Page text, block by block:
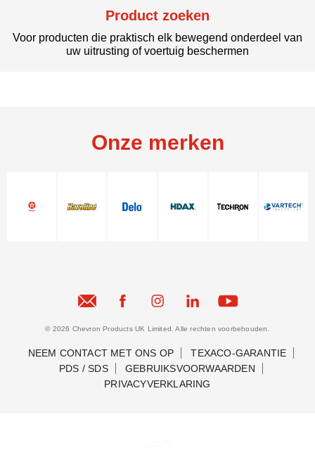
Product zoeken
Voor producten die praktisch elk bewegend onderdeel van
uw uitrusting of voertuig beschermen
Onze merken
© 2026 Chevron Products UK Limited. Alle rechten voorbehouden.
NEEM CONTACT MET ONS OP
TEXACO-GARANTIE
PDS / SDS
GEBRUIKSVOORWAARDEN
PRIVACYVERKLARING